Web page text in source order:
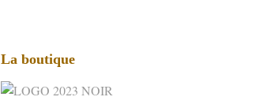
La boutique